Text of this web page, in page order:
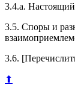
3.4.а.
3.5. Споры и
3.6.
⬆